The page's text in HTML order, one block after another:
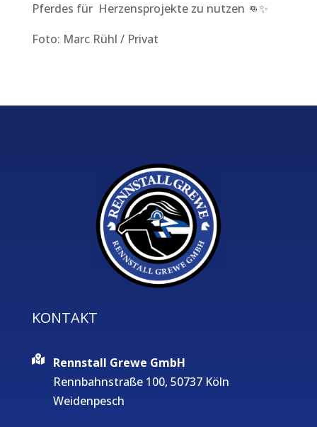
Pferdes für Herzensprojekte zu nutzen 👊✨
Foto: Marc Rühl / Privat
KONTAKT
Rennstall Grewe GmbH
Rennbahnstraße 100, 50737 Köln
Weidenpesch